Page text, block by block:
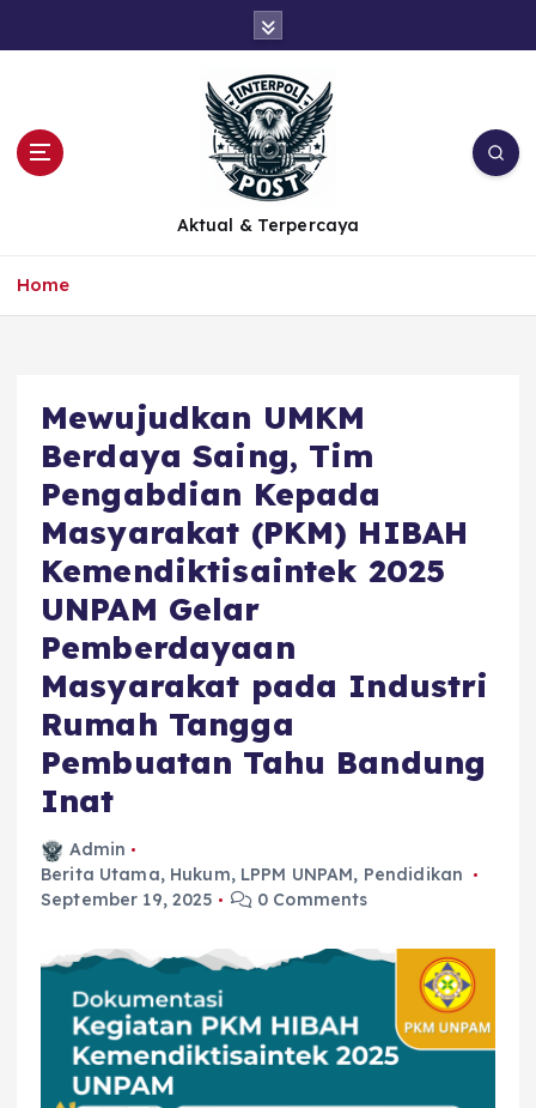
Aktual & Terpercaya
Home
Mewujudkan UMKM
Berdaya Saing, Tim
Pengabdian Kepada
Masyarakat (PKM) HIBAH
Kemendiktisaintek 2025
UNPAM Gelar
Pemberdayaan
Masyarakat pada Industri
Rumah Tangga
Pembuatan Tahu Bandung
Inat
Admin
Berita Utama, Hukum, LPPM UNPAM, Pendidikan
September 19, 2025
0 Comments